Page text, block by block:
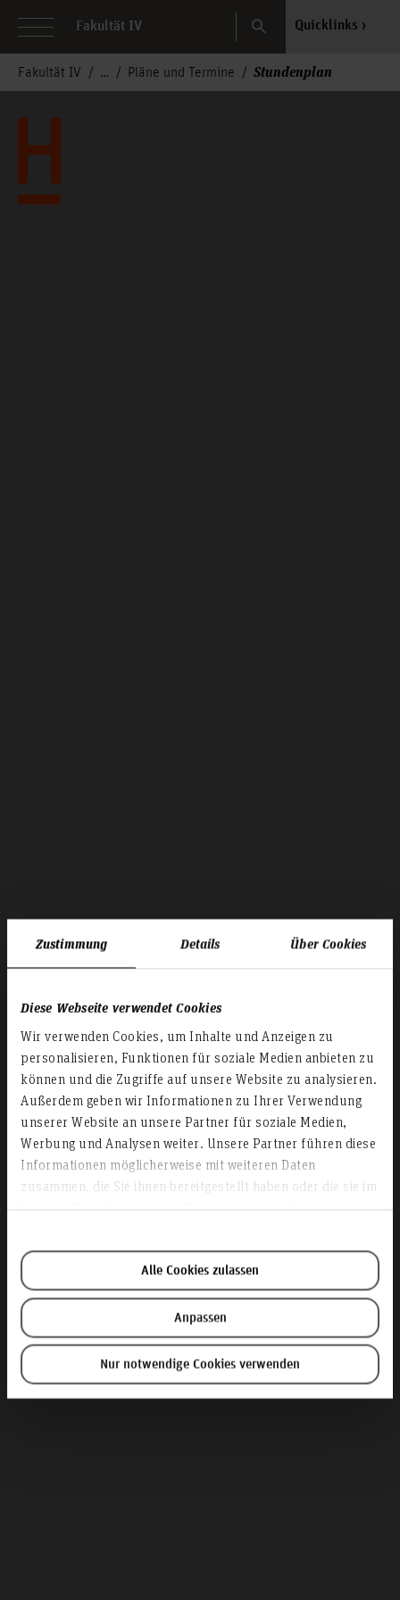
Zustimmung Details Über Cookies
Diese Webseite verwendet Cookies
Wir verwenden Cookies, um Inhalte und Anzeigen zu
personalisieren, Funktionen für soziale Medien anbieten zu
können und die Zugriffe auf unsere Website zu analysieren.
Außerdem geben wir Informationen zu Ihrer Verwendung
unserer Website an unsere Partner für soziale Medien,
Werbung und Analysen weiter. Unsere Partner führen diese
Informationen möglicherweise mit weiteren Daten
zusammen, die Sie ihnen bereitgestellt haben oder die sie im
Alle Cookies zulassen
Anpassen
Nur notwendige Cookies verwenden
Fakultät IV Search Quicklinks
Fakultät IV Pläne und Termine Stundenplan
Stundenpläne der
Fakultät IV